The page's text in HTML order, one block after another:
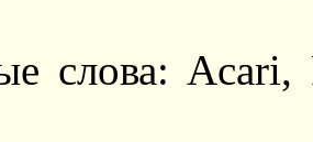
слова: Acari,